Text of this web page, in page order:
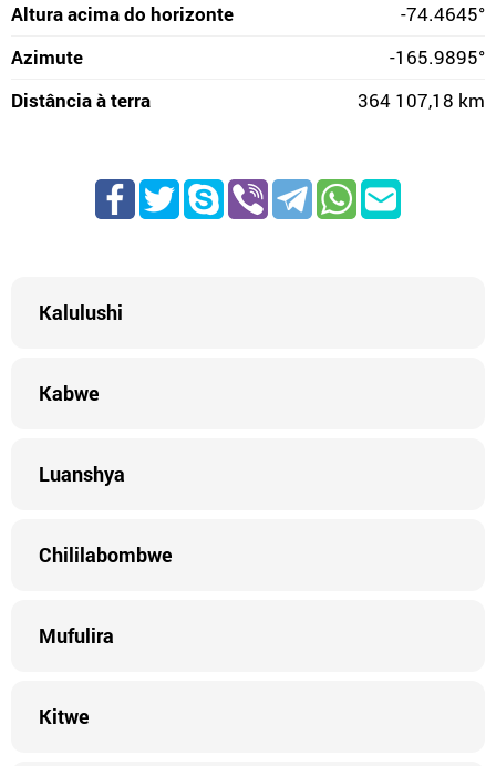
Altura acima do horizonte
-74.4645°
Azimute
-165.9895°
Distância à terra
364 107,18 km
Kalulushi
Kabwe
Luanshya
Chililabombwe
Mufulira
Kitwe